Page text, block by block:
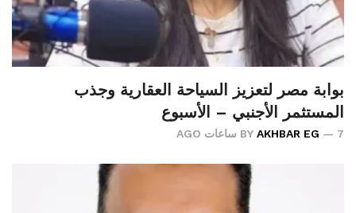
بوابة مصر لتعزيز السياحة العقارية وجذب
المستثمر الأجنبي – الأسبوع
BY AKHBAR EG 7 ساعات AGO